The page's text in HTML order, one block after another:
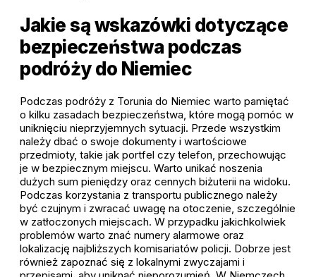
Jakie są wskazówki dotyczące
bezpieczeństwa podczas
podróży do Niemiec
Podczas podróży z Torunia do Niemiec warto pamiętać
o kilku zasadach bezpieczeństwa, które mogą pomóc w
uniknięciu nieprzyjemnych sytuacji. Przede wszystkim
należy dbać o swoje dokumenty i wartościowe
przedmioty, takie jak portfel czy telefon, przechowując
je w bezpiecznym miejscu. Warto unikać noszenia
dużych sum pieniędzy oraz cennych biżuterii na widoku.
Podczas korzystania z transportu publicznego należy
być czujnym i zwracać uwagę na otoczenie, szczególnie
w zatłoczonych miejscach. W przypadku jakichkolwiek
problemów warto znać numery alarmowe oraz
lokalizację najbliższych komisariatów policji. Dobrze jest
również zapoznać się z lokalnymi zwyczajami i